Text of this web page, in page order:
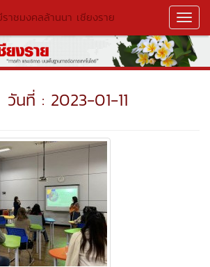
าชมงคลล้านนา เชียงราย
วันที่ : 2023-01-11